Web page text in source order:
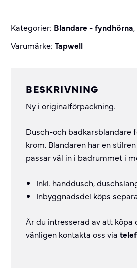
Kategorier: Blandare - fyndhörna,
Varumärke:Tapwell
BESKRIVNING
Ny i originalförpackning.
Dusch-och badkarsblandare
krom. Blandaren har en
passar väl in i badrummet i
Inkl. handdusch,
Inbyggnadsdel köps
Är du intresserad av att köpa
vänligen kontakta oss via